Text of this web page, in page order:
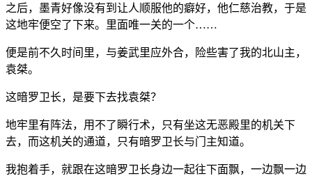
之后，墨青好像没有到让人顺服他的癖好，他仁慈治教，于是
这地牢便空了下来。里面唯一关的一个……
便是前不久时间里，与姜武里应外合，险些害了我的北山主，
袁桀。
这暗罗卫长，是要下去找袁桀？
地牢里有阵法，用不了瞬行术，只有坐这无恶殿里的机关下
去，而这机关的通道，只有暗罗卫长与门主知道。
我抱着手，就跟在这暗罗卫长身边一起往下面飘，一边飘一边